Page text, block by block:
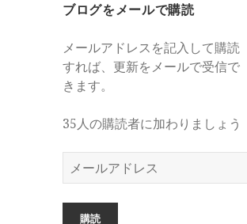
ブログをメールで購読
メールアドレスを記入して購読
すれば、更新をメールで受信で
きます。
35人の購読者に加わりましょう
ー
ル
購読